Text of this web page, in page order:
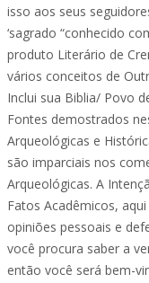
isso aos seus
‘sagrado “conhecido
produto Literário de
vários conceitos de
Inclui sua Biblia/ Povo
Fontes demostrados
Arqueológicas e
são imparciais nos
Arqueológicas. A
Fatos Acadêmicos,
opiniões pessoais e
você procura saber a
então você será bem-